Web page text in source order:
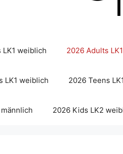
LK1 weiblich 2026 Adults
LK1 weiblich 2026 Teens
2026 Kids LK2